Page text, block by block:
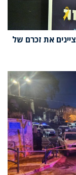
את זכרם של